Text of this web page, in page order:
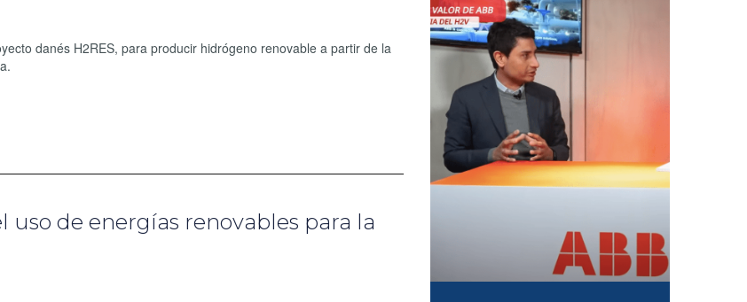
danés H2RES, para producir hidrógeno renovable a partir de la
uso de energías renovables para la